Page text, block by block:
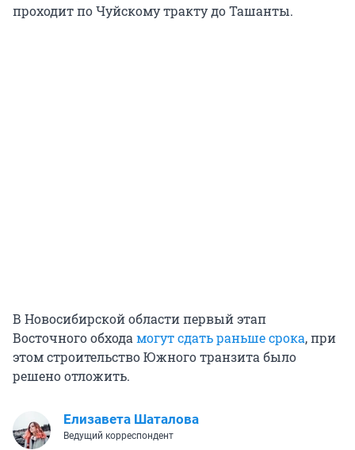
проходит по Чуйскому тракту до Ташанты.
В Новосибирской области первый этап
Восточного обходамогут сдать раньше срока, при
этом строительство Южного транзита было
решено отложить.
Елизавета Шаталова
Ведущий корреспондент